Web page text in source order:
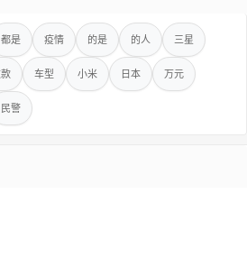
都是 疫情 的是 的人 三星
车型 小米 日本 万元
民警